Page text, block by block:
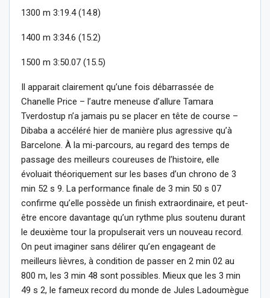
1300 m 3:19.4 (14.8)
1400 m 3:34.6 (15.2)
1500 m 3:50.07 (15.5)
Il apparait clairement qu’une fois débarrassée de
Chanelle Price – l’autre meneuse d’allure Tamara
Tverdostup n’a jamais pu se placer en tête de course –
Dibaba a accéléré hier de manière plus agressive qu’à
Barcelone. À la mi-parcours, au regard des temps de
passage des meilleurs coureuses de l’histoire, elle
évoluait théoriquement sur les bases d’un chrono de 3
min 52 s 9. La performance finale de 3 min 50 s 07
confirme qu’elle possède un finish extraordinaire, et peut-
être encore davantage qu’un rythme plus soutenu durant
le deuxième tour la propulserait vers un nouveau record.
On peut imaginer sans délirer qu’en engageant de
meilleurs lièvres, à condition de passer en 2 min 02 au
800 m, les 3 min 48 sont possibles. Mieux que les 3 min
49 s 2, le fameux record du monde de Jules Ladoumègue